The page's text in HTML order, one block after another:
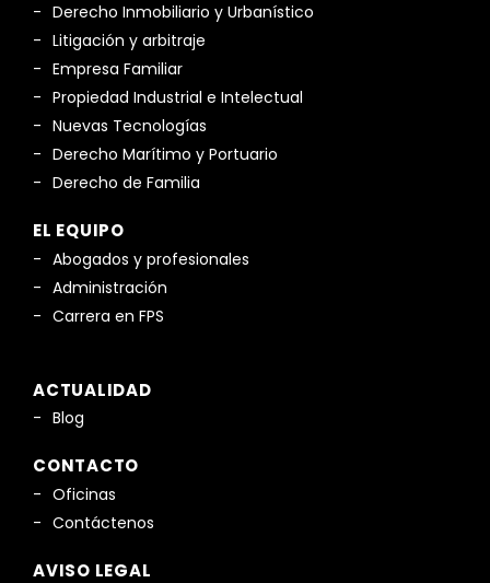
Derecho Inmobiliario y Urbanístico
Litigación y arbitraje
Empresa Familiar
Propiedad Industrial e Intelectual
Nuevas Tecnologías
Derecho Marítimo y Portuario
Derecho de Familia
EL EQUIPO
Abogados y profesionales
Administración
Carrera en FPS
ACTUALIDAD
Blog
CONTACTO
Oficinas
Contáctenos
AVISO LEGAL